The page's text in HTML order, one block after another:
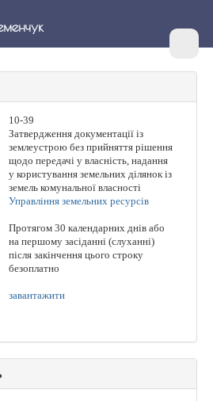
10-39
Затвердження документації із
землеустрою без прийняття рішення
щодо передачі у власність, надання
у користування земельних ділянок із
земель комунальної власності
Управління земельних ресурсів
Протягом 30 календарних днів або
на першому засіданні (слуханні)
після закінчення цього строку
безоплатно
завантажити